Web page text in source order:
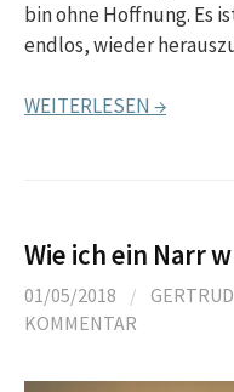
bin ohne Hoffnung. Es
endlos, wieder
WEITERLESEN →
Wie ich ein Narr
01/05/2018 /
KOMMENTAR